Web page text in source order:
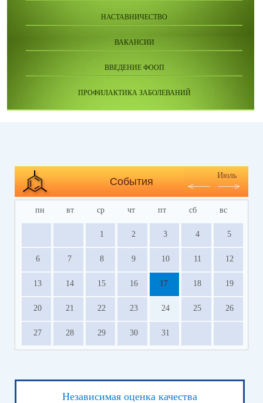
НАСТАВНИЧЕСТВО
ВАКАНСИИ
ВВЕДЕНИЕ ФООП
ПРОФИЛАКТИКА ЗАБОЛЕВАНИЙ
События
Июль
пн вт ср чт пт сб вс
1 2 3 4 5
6 7 8 9 10 11 12
13 14 15 16 17 18 19
20 21 22 23 24 25 26
27 28 29 30 31
Независимая оценка качества